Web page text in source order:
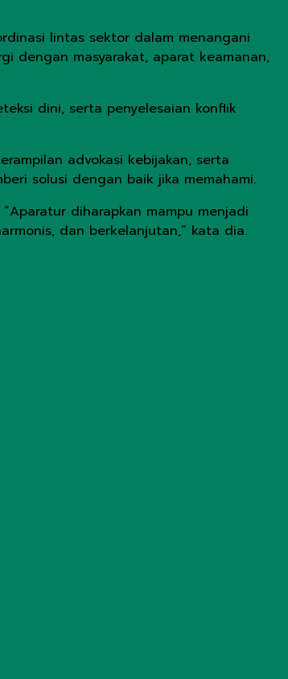
lintas sektor dalam menangani
dengan masyarakat, aparat keamanan,
dini, serta penyelesaian konflik
advokasi kebijakan, serta
solusi dengan baik jika memahami.
diharapkan mampu menjadi
dan berkelanjutan,” kata dia.